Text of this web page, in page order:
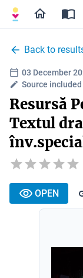
Back to
03 December
Source included
Resursă
Textul
OPEN